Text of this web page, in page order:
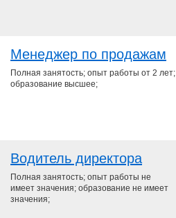
Менеджер по продажам
Полная занятость; опыт работы от 2 лет;
образование высшее;
Водитель директора
Полная занятость; опыт работы не
имеет значения; образование не имеет
значения;